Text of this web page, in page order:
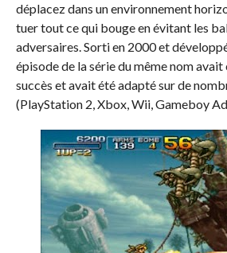
déplacez dans un environnement
tuer tout ce qui bouge en évitant les
adversaires. Sorti en 2000 et
épisode de la série du même nom avait
succès et avait été adapté sur de
(PlayStation 2, Xbox, Wii, Gameboy